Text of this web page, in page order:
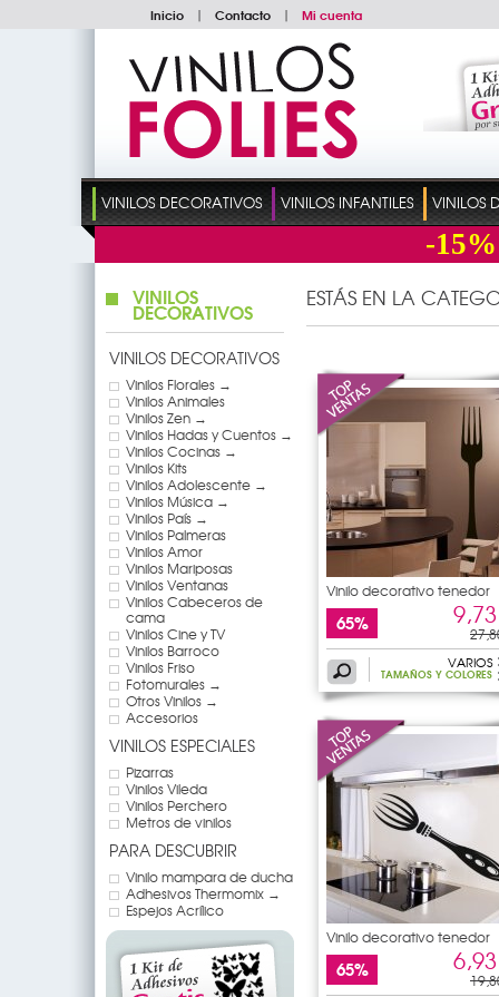
Inicio | Contacto | Mi cuenta
VINILOS DECORATIVOS VINILOS INFANTILES VINILOS
-15%
VINILOS
DECORATIVOS
VINILOS DECORATIVOS
Vinilos Florales →
Vinilos Animales
Vinilos Zen →
Vinilos Hadas y Cuentos →
Vinilos Cocinas →
Vinilos Kits
Vinilos Adolescente →
Vinilos Música →
Vinilos País →
Vinilos Palmeras
Vinilos Amor
Vinilos Mariposas
Vinilos Ventanas
Vinilos Cabeceros de
cama
Vinilos Cine y TV
Vinilos Barroco
Vinilos Friso
Fotomurales →
Otros Vinilos →
Accesorios
VINILOS ESPECIALES
Pizarras
Vinilos Vileda
Vinilos Perchero
Metros de vinilos
PARA DESCUBRIR
Vinilo mampara de ducha
Adhesivos Thermomix →
Espejos Acrílico
ESTÁS EN LA
Vinilo decorativo tenedor
65%
VARIOS
TAMAÑOS Y COLORES
Vinilo decorativo tenedor
65%